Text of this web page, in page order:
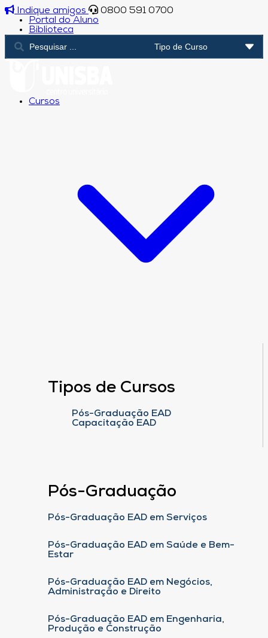
Indique amigos
0800 591 0700
Portal do Aluno
Biblioteca
Cursos
Tipos de Cursos
Pós-Graduação EAD
Capacitação EAD
Pós-Graduação
Pós-Graduação EAD em Serviços
Pós-Graduação EAD em Saúde e Bem-
Estar
Pós-Graduação EAD em Negócios,
Administração e Direito
Pós-Graduação EAD em Engenharia,
Produção e Construção